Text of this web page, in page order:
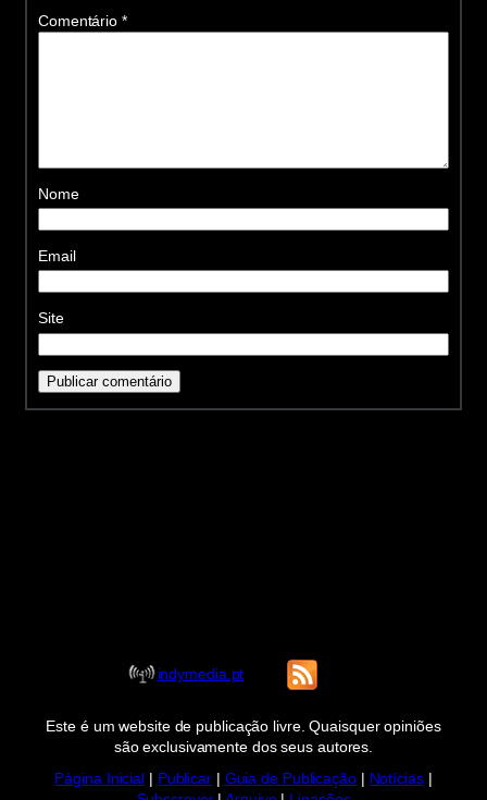
Comentário *
Nome
Email
Site
indymedia.pt
Este é um website de publicação livre. Quaisquer opiniões
são exclusivamente dos seus autores.
Página Inicial | Publicar| Guia de Publicação| Notícias|